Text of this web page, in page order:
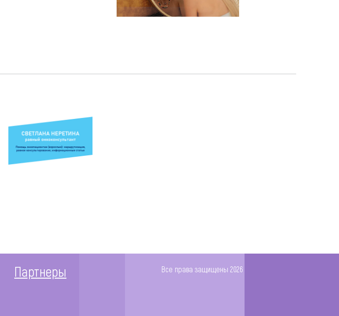
Партнеры Все права защищены 2026